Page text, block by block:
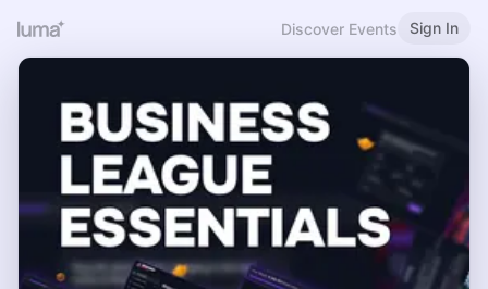
Discover Events Sign In